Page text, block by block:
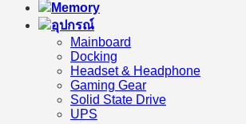
Memory
อุปกรณ์
Mainboard
Docking
Headset & Headphone
Gaming Gear
Solid State Drive
UPS